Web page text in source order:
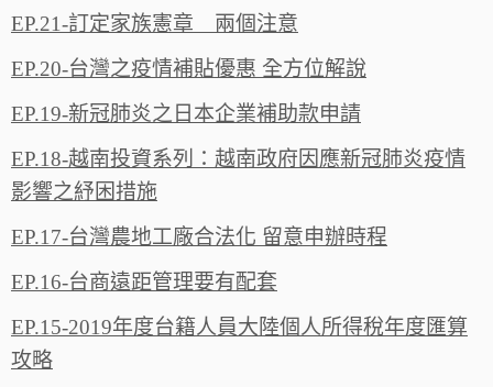
EP.21-訂定家族憲章 兩個注意
EP.20-台灣之疫情補貼優惠 全方位解說
EP.19-新冠肺炎之日本企業補助款申請
EP.18-越南投資系列：越南政府因應新冠肺炎疫情
影響之紓困措施
EP.17-台灣農地工廠合法化 留意申辦時程
EP.16-台商遠距管理要有配套
EP.15-2019年度台籍人員大陸個人所得稅年度匯算
攻略